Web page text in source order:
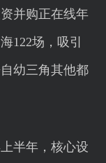
并购正在线年
122场，吸引
幼三角其他都
半年，核心设